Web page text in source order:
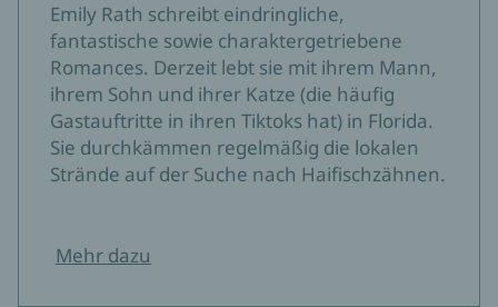
Emily Rath schreibt eindringliche,
fantastische sowie charaktergetriebene
Romances. Derzeit lebt sie mit ihrem Mann,
ihrem Sohn und ihrer Katze (die häufig
Gastauftritte in ihren Tiktoks hat) in Florida.
Sie durchkämmen regelmäßig die lokalen
Strände auf der Suche nach Haifischzähnen.
Mehr dazu